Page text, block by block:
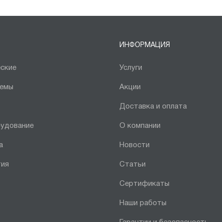
ИНФОРМАЦИЯ
Услуги
Акции
Доставка и оплата
О компании
Новости
Статьи
Сертификаты
Наши работы